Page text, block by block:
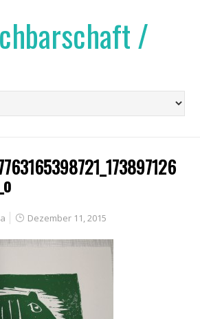
/
Dezember 11, 2015